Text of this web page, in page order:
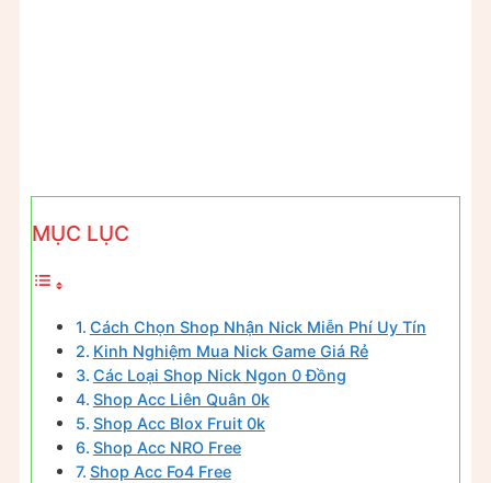
MỤC LỤC
Cách Chọn Shop Nhận Nick Miễn Phí Uy Tín
Kinh Nghiệm Mua Nick Game Giá Rẻ
Các Loại Shop Nick Ngon 0 Đồng
Shop Acc Liên Quân 0k
Shop Acc Blox Fruit 0k
Shop Acc NRO Free
Shop Acc Fo4 Free